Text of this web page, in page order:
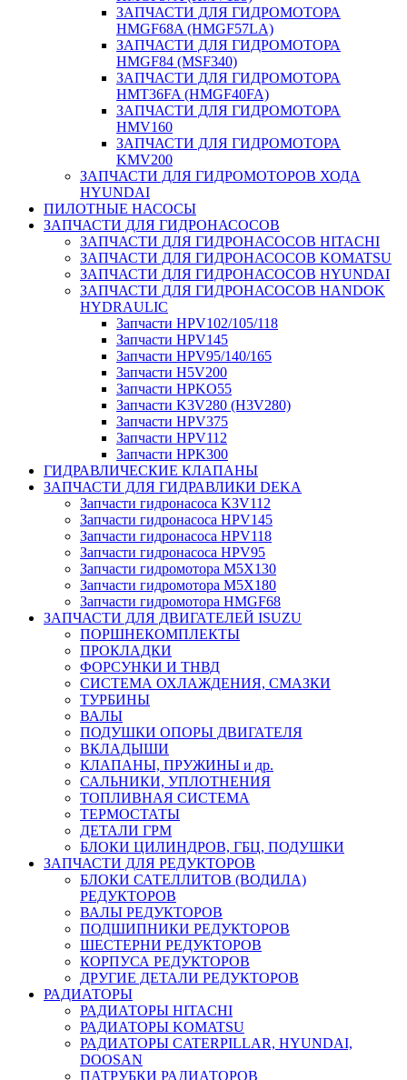
ЗАПЧАСТИ ДЛЯ ГИДРОМОТОРА
HMGF68A (HMGF57LA)
ЗАПЧАСТИ ДЛЯ ГИДРОМОТОРА
HMGF84 (MSF340)
ЗАПЧАСТИ ДЛЯ ГИДРОМОТОРА
HMT36FA (HMGF40FA)
ЗАПЧАСТИ ДЛЯ ГИДРОМОТОРА
HMV160
ЗАПЧАСТИ ДЛЯ ГИДРОМОТОРА
KMV200
ЗАПЧАСТИ ДЛЯ ГИДРОМОТОРОВ ХОДА
HYUNDAI
ПИЛОТНЫЕ НАСОСЫ
ЗАПЧАСТИ ДЛЯ ГИДРОНАСОСОВ
ЗАПЧАСТИ ДЛЯ ГИДРОНАСОСОВ HITACHI
ЗАПЧАСТИ ДЛЯ ГИДРОНАСОСОВ KOMATSU
ЗАПЧАСТИ ДЛЯ ГИДРОНАСОСОВ HYUNDAI
ЗАПЧАСТИ ДЛЯ ГИДРОНАСОСОВ HANDOK
HYDRAULIC
Запчасти HPV102/105/118
Запчасти HPV145
Запчасти HPV95/140/165
Запчасти H5V200
Запчасти HPKO55
Запчасти K3V280 (H3V280)
Запчасти HPV375
Запчасти HPV112
Запчасти HPK300
ГИДРАВЛИЧЕСКИЕ КЛАПАНЫ
ЗАПЧАСТИ ДЛЯ ГИДРАВЛИКИ DEKA
Запчасти гидронасоса K3V112
Запчасти гидронасоса HPV145
Запчасти гидронасоса HPV118
Запчасти гидронасоса HPV95
Запчасти гидромотора M5X130
Запчасти гидромотора M5X180
Запчасти гидромотора HMGF68
ЗАПЧАСТИ ДЛЯ ДВИГАТЕЛЕЙ ISUZU
ПОРШНЕКОМПЛЕКТЫ
ПРОКЛАДКИ
ФОРСУНКИ И ТНВД
СИСТЕМА ОХЛАЖДЕНИЯ, СМАЗКИ
ТУРБИНЫ
ВАЛЫ
ПОДУШКИ ОПОРЫ ДВИГАТЕЛЯ
ВКЛАДЫШИ
КЛАПАНЫ, ПРУЖИНЫ и др.
САЛЬНИКИ, УПЛОТНЕНИЯ
ТОПЛИВНАЯ СИСТЕМА
ТЕРМОСТАТЫ
ДЕТАЛИ ГРМ
БЛОКИ ЦИЛИНДРОВ, ГБЦ, ПОДУШКИ
ЗАПЧАСТИ ДЛЯ РЕДУКТОРОВ
БЛОКИ САТЕЛЛИТОВ (ВОДИЛА)
РЕДУКТОРОВ
ВАЛЫ РЕДУКТОРОВ
ПОДШИПНИКИ РЕДУКТОРОВ
ШЕСТЕРНИ РЕДУКТОРОВ
КОРПУСА РЕДУКТОРОВ
ДРУГИЕ ДЕТАЛИ РЕДУКТОРОВ
РАДИАТОРЫ
РАДИАТОРЫ HITACHI
РАДИАТОРЫ KOMATSU
РАДИАТОРЫ CATERPILLAR, HYUNDAI,
DOOSAN
ПАТРУБКИ РАДИАТОРОВ